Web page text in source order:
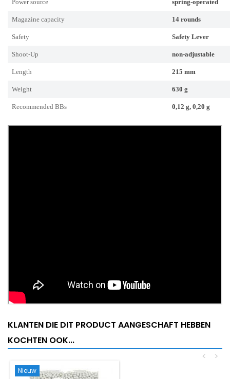
Power source spring-operated
Magazine capacity 14 rounds
Safety Safety Lever
Shoot-Up non-adjustable
Length 215 mm
Weight 630 g
Recommended BBs 0,12 g, 0,20 g
KLANTEN DIE DIT PRODUCT AANGESCHAFT HEBBEN
KOCHTEN OOK...
>
<
Nieuw